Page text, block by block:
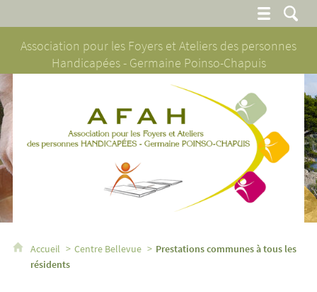
Association pour les Foyers et Ateliers des personnes
Handicapées - Germaine Poinso-Chapuis
AFAH - Association pour les Foyers et Ateliers des personnes
Accueil Centre Bellevue
Prestations communes à tous les
résidents